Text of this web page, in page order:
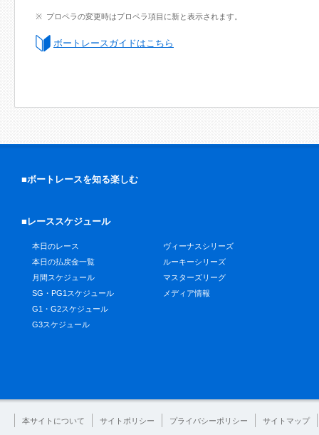
プロペラの変更時はプロペラ項目に新と表示されます。
ボートレースガイドはこちら
■ボートレースを知る楽しむ
■レーススケジュール
本日のレース
本日の払戻金一覧
月間スケジュール
SG・PG1スケジュール
G1・G2スケジュール
G3スケジュール
ヴィーナスシリーズ
ルーキーシリーズ
マスターズリーグ
メディア情報
本サイトについて サイトポリシー プライバシーポリシー サイトマップ